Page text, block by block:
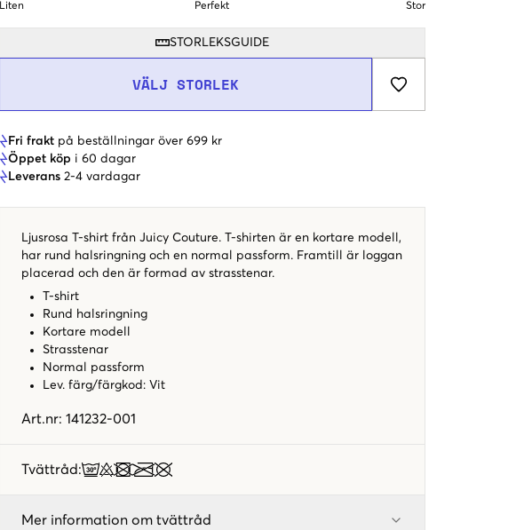
Liten Perfekt Stor
STORLEKSGUIDE
VÄLJ STORLEK
Fri frakt på beställningar över 699 kr
Öppet köp i 60 dagar
Leverans 2-4 vardagar
Ljusrosa T-shirt från Juicy Couture. T-shirten är en kortare modell,
har rund halsringning och en normal passform. Framtill är loggan
placerad och den är formad av strasstenar.
T-shirt
Rund halsringning
Kortare modell
Strasstenar
Normal passform
Lev. färg/färgkod : Vit
Art.nr: 141232-001
Tvättråd:
Mer information om tvättråd